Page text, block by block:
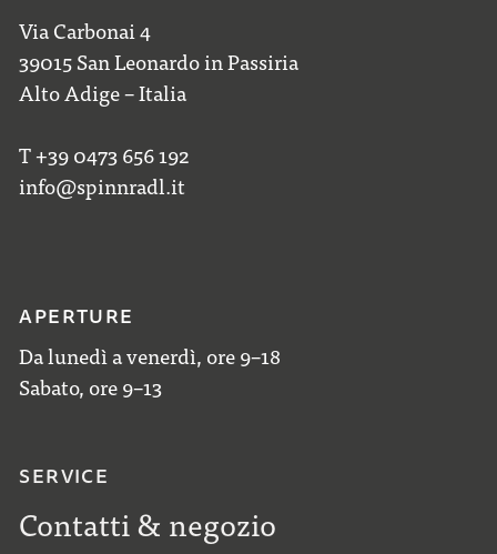
Via Carbonai 4
39015 San Leonardo in Passiria
Alto Adige – Italia
T +39 0473 656 192
info@spinnradl.it
APERTURE
Da lunedì a venerdì, ore 9–18
Sabato, ore 9–13
SERVICE
Contatti & negozio